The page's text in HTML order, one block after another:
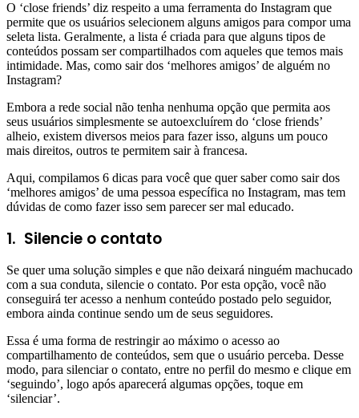
O ‘close friends’ diz respeito a uma ferramenta do Instagram que
permite que os usuários selecionem alguns amigos para compor uma
seleta lista. Geralmente, a lista é criada para que alguns tipos de
conteúdos possam ser compartilhados com aqueles que temos mais
intimidade. Mas, como sair dos ‘melhores amigos’ de alguém no
Instagram?
Embora a rede social não tenha nenhuma opção que permita aos
seus usuários simplesmente se autoexcluírem do ‘close friends’
alheio, existem diversos meios para fazer isso, alguns um pouco
mais direitos, outros te permitem sair à francesa.
Aqui, compilamos 6 dicas para você que quer saber como sair dos
‘melhores amigos’ de uma pessoa específica no Instagram, mas tem
dúvidas de como fazer isso sem parecer ser mal educado.
1. Silencie o contato
Se quer uma solução simples e que não deixará ninguém machucado
com a sua conduta, silencie o contato. Por esta opção, você não
conseguirá ter acesso a nenhum conteúdo postado pelo seguidor,
embora ainda continue sendo um de seus seguidores.
Essa é uma forma de restringir ao máximo o acesso ao
compartilhamento de conteúdos, sem que o usuário perceba. Desse
modo, para silenciar o contato, entre no perfil do mesmo e clique em
‘seguindo’, logo após aparecerá algumas opções, toque em
‘silenciar’.